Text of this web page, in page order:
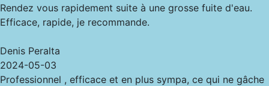
Rendez vous rapidement suite à une grosse fuite d'eau.
Efficace, rapide, je recommande.
Denis Peralta
2024-05-03
Professionnel , efficace et en plus sympa, ce qui ne gâche